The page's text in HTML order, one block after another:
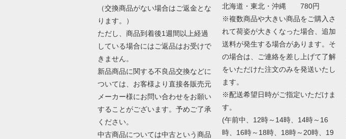
（交換商品がない場合はご返金とな
ります。）
ただし、商品到着後1週間以上経過
している場合にはご返品はお受けで
きません。
新品商品に関する不良品交換などに
ついては、お客様より直接各販売元
メーカー様にお問い合わせをお願い
することがございます。予めご了承
ください。
中古商品については中古という商品
北海道・東北・沖縄 780円
※複数商品や大きい商品をご購入さ
れて荷姿が大きくなった場合、追加
送料が発生する場合があります。そ
の場合は、ご連絡を差し上げて了解
をいただけた注文のみを発送いたし
ます。
※配送希望日時がご指定いただけま
す。
(午前中、12時～14時、14時～16
時、16時～18時、18時～20時、19